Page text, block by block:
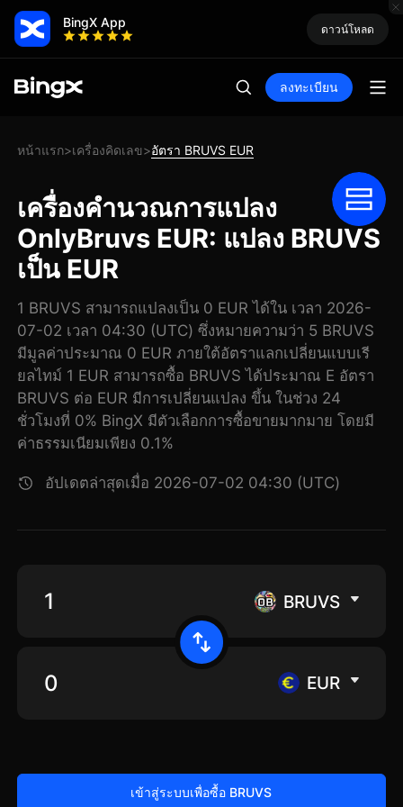
BingX App ดาวน์โหลด
ลงทะเบียน
หน้าแรก>เครื่องคิดเลข>อัตรา BRUVS EUR
เครื่องคำนวณการแปลง
OnlyBruvs EUR: แปลง BRUVS
เป็น EUR
1 BRUVS สามารถแปลงเป็น 0 EUR ได้ใน เวลา 2026-
07-02 เวลา 04:30 (UTC) ซึ่งหมายความว่า 5 BRUVS
มีมูลค่าประมาณ 0 EUR ภายใต้อัตราแลกเปลี่ยนแบบเรี
ยลไทม์ 1 EUR สามารถซื้อ BRUVS ได้ประมาณ E อัตรา
BRUVS ต่อ EUR มีการเปลี่ยนแปลง ขึ้น ในช่วง 24
ชั่วโมงที่ 0% BingX มีตัวเลือกการซื้อขายมากมาย โดยมี
ค่าธรรมเนียมเพียง 0.1%
อัปเดตล่าสุดเมื่อ 2026-07-02 04:30 (UTC)
BRUVS
EUR
เข้าสู่ระบบเพื่อซื้อ BRUVS